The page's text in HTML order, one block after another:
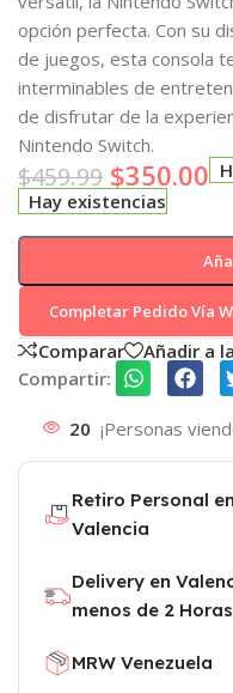
opción perfecta. Con su
de juegos, esta consola
interminables de
de disfrutar de la
Nintendo Switch.
$459.99 $350.00
Hay existencias
Completar Pedido Vía
Comparar
Añadir a
Compartir:
20 ¡Personas
Retiro Personal en
Valencia
Delivery en
menos de 2 Horas
MRW Venezuela